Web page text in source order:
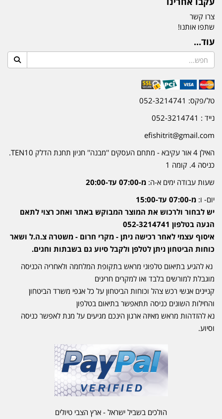
צרו קשר
שתפו אותנו!
עוד...
טל/פקס: 052-3214741
נייד : 052-3214741
efishitrit@gmail.com
האילן 4 אור עקיבא - מתחם העסקים ''מבנה'' חניון תחנת הדלק TEN10.
כניסה 4. קומה 1
שעות עבודה ימים א-ה: מ-07:00 עד-20:00
יום- ו: מ-07:00 עד-15:00
יש לבחור ולרכוש את המוצר המבוקש באתר ואחכ רצוי לתאם
הגעה בטלפון 052-3214741
איסוף עצמי לאחר רכישה ניתן - מקרי חרום - משטרה צ.ה.ל ושאר
כוחות הביטחון ניתן לטלפן ולקבל סיוע גם בשבתות וחגים.
נא להגיע בתיאום טלפוני מראש בתקופת המלחמה ולאחריה הכניסה
מוגבלת למורשים בלבד ואו למקרים חריגים
קניינים אנשי רכש צהל וכוחות הביטחון על כל אגפי משרד הביטחון
והחילות השונים כניסה תתאפשר בתיאום בטלפון
נא להזדהות מראש מאיזה ארגון הינכם מגיעים על מנת לאפשר כניסה
וסיוע.
הולכים בשביל ישראל - ארץ הצבי טיולים